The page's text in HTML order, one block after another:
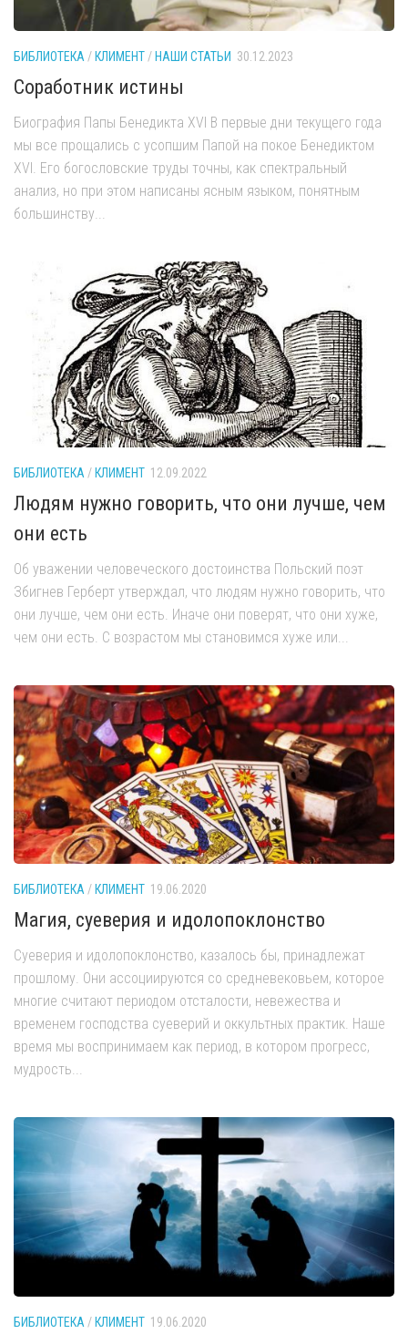
БИБЛИОТЕКА/ КЛИМЕНТ/ НАШИ СТАТЬИ 30.12.2023
Соработник истины
Биография Папы Бенедикта XVI В первые дни текущего года
мы все прощались с усопшим Папой на покое Бенедиктом
XVI. Его богословские труды точны, как спектральный
анализ, но при этом написаны ясным языком, понятным
большинству...
БИБЛИОТЕКА/ КЛИМЕНТ 12.09.2022
Людям нужно говорить, что они лучше, чем
они есть
Об уважении человеческого достоинства Польский поэт
Збигнев Герберт утверждал, что людям нужно говорить, что
они лучше, чем они есть. Иначе они поверят, что они хуже,
чем они есть. С возрастом мы становимся хуже или...
БИБЛИОТЕКА/ КЛИМЕНТ 19.06.2020
Магия, суеверия и идолопоклонство
Суеверия и идолопоклонство, казалось бы, принадлежат
прошлому. Они ассоциируются со средневековьем, которое
многие считают периодом отсталости, невежества и
временем господства суеверий и оккультных практик. Наше
время мы воспринимаем как период, в котором прогресс,
мудрость...
БИБЛИОТЕКА /КЛИМЕНТ 19.06.2020